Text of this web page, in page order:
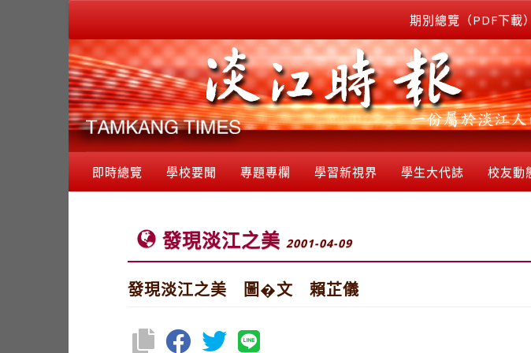
期別總覽（PDF下載）
即時總覽 學校要聞 專題專欄 學習新視界 學生大代誌 校友動
發現淡江之美 2001-04-09
發現淡江之美 圖�文 賴芷儀